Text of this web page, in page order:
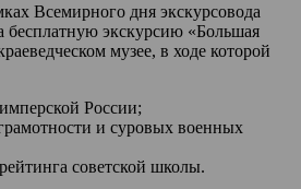
Всемирного дня экскурсовода
экскурсию «Большая
музее, в ходе которой
России;
и суровых военных
советской школы.